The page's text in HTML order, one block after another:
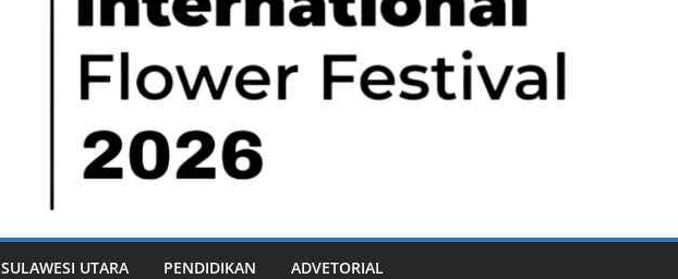
SULAWESI UTARA PENDIDIKAN ADVETORIAL